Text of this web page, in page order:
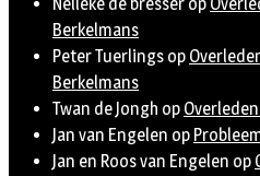
Berkelmans
Peter Tuerlings op
Berkelmans
Twan de Jongh op
Jan van Engelen op
Jan en Roos van Engelen op